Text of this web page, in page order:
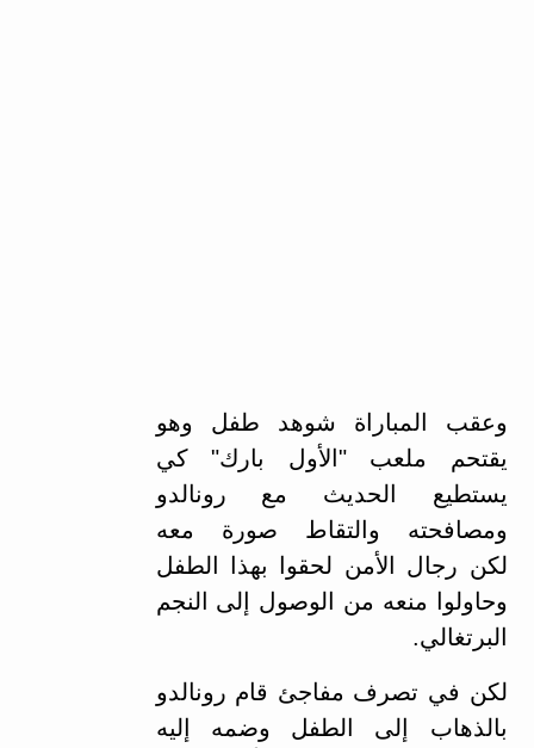
وعقب المباراة شوهد طفل وهو
يقتحم ملعب "الأول بارك" كي
يستطيع الحديث مع رونالدو
ومصافحته والتقاط صورة معه
لكن رجال الأمن لحقوا بهذا الطفل
وحاولوا منعه من الوصول إلى النجم
البرتغالي.
لكن في تصرف مفاجئ قام رونالدو
بالذهاب إلى الطفل وضمه إليه